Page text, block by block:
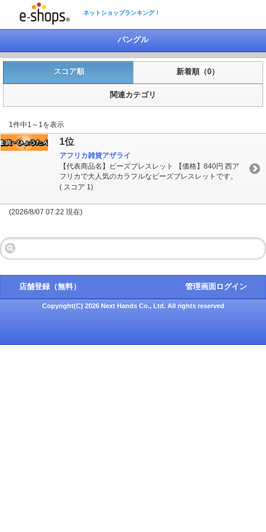
ネットショップランキング！
バングル
スコア順 新着順（0）
関連カテゴリ
1件中1～1を表示
1位
アフリカ雑貨アザライ
【代表商品名】ビーズブレスレット 【価格】840円 西ア
フリカで大人気のカラフルなビーズブレスレットです。
( スコア 1)
(2026/8/07 07:22 現在)
店舗登録（無料） 管理画面ログイン
Copyright(C) 2026 Next Hands Co., Ltd. All rights reserved